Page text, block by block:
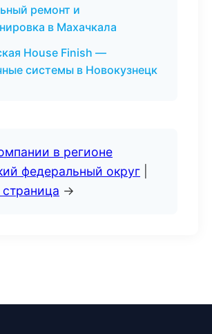
ремонт и
в Махачкала
House Finish —
системы в Новокузнецк
в регионе
федеральный округ
→